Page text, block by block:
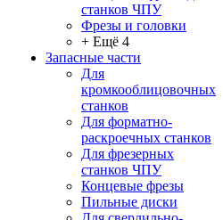
станков ЧПУ
Фрезы и головки
+ Ещё 4
Запасные части
Для
кромкооблицовочных
станков
Для форматно-
раскроечных станков
Для фрезерных
станков ЧПУ
Концевые фрезы
Пильные диски